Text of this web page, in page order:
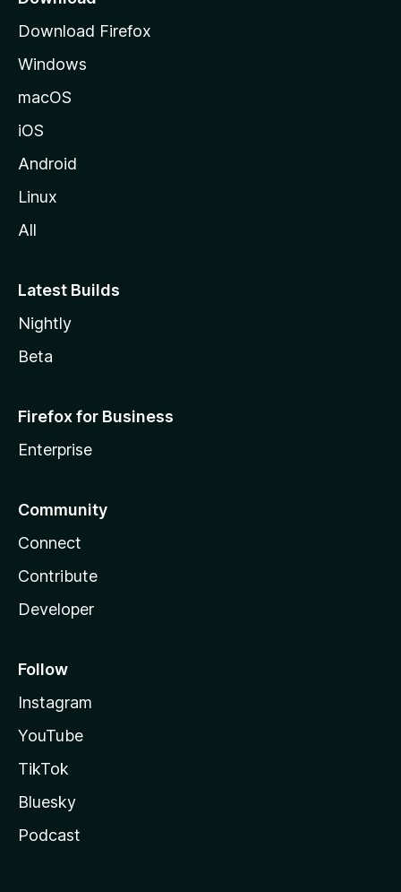
l
l
Download Firefox
Windows
macOS
iOS
Android
Linux
All
Latest Builds
Nightly
Beta
Firefox for Business
Enterprise
Community
Connect
Contribute
Developer
Follow
Instagram
YouTube
TikTok
Bluesky
Podcast